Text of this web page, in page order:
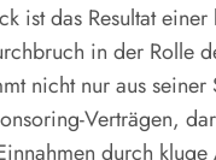
ist das Resultat
in der Rolle
nicht nur aus
Verträgen,
durch